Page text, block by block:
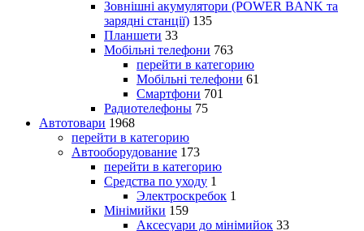
Зовнішні акумулятори (POWER BANK та
зарядні станції) 135
Планшети 33
Мобільні телефони 763
перейти в категорию
Мобільні телефони 61
Смартфони 701
Радиотелефоны 75
Автотовари 1968
перейти в категорию
Автооборудование 173
перейти в категорию
Средства по уходу 1
Электроскребок 1
Мінімийки 159
Аксесуари до мінімийок 33